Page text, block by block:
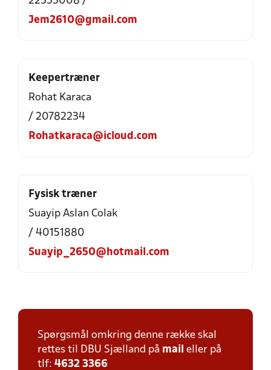
Jem2610@gmail.com
Keepertræner
Rohat Karaca
/ 20782234
Rohatkaraca@icloud.com
Fysisk træner
Suayip Aslan Colak
/ 40151880
Suayip_2650@hotmail.com
Spørgsmål omkring denne række skal
rettes til DBU Sjælland på mail eller på
tlf: 4632 3366